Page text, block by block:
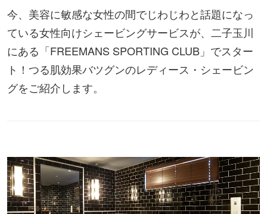
今、美容に敏感な女性の間でじわじわと話題になっ
ている女性向けシェービングサービスが、二子玉川
にある「FREEMANS SPORTING CLUB」でスター
ト！つる肌効果バツグンのレディース・シェービン
グをご紹介します。